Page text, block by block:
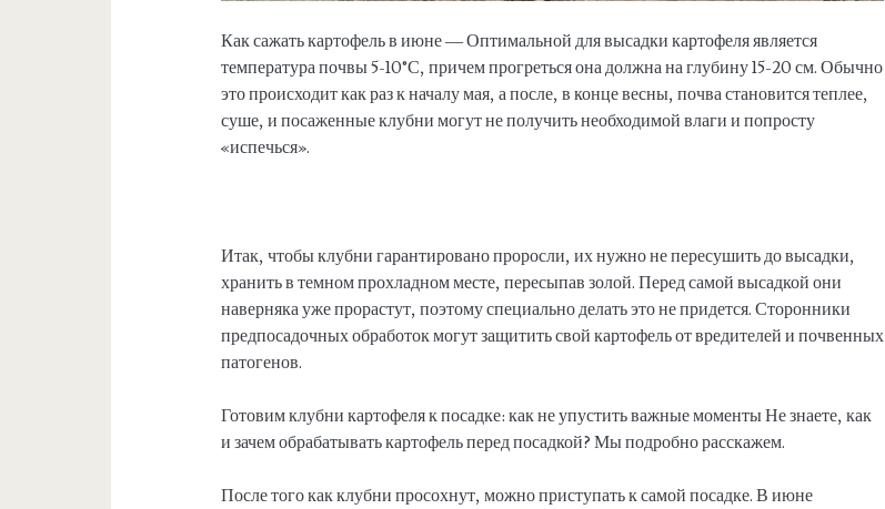
Как сажать картофель в июне — Оптимальной для высадки картофеля является
температура почвы 5-10°С, причем прогреться она должна на глубину 15-20 см. Обычно
это происходит как раз к началу мая, а после, в конце весны, почва становится теплее,
суше, и посаженные клубни могут не получить необходимой влаги и попросту
«испечься».
Итак, чтобы клубни гарантировано проросли, их нужно не пересушить до высадки,
хранить в темном прохладном месте, пересыпав золой. Перед самой высадкой они
наверняка уже прорастут, поэтому специально делать это не придется. Сторонники
предпосадочных обработок могут защитить свой картофель от вредителей и почвенных
патогенов.
Готовим клубни картофеля к посадке: как не упустить важные моменты Не знаете, как
и зачем обрабатывать картофель перед посадкой? Мы подробно расскажем.
После того как клубни просохнут, можно приступать к самой посадке. В июне